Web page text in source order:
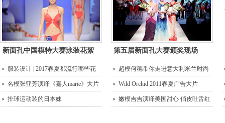
新面孔中国模特大赛泳装花絮 第五届新面孔大赛颁奖现场
服装设计 | 2017春夏都流行哪些花
型？
超模何穗带你走进意大利米兰时尚
街头
名模张亚芳演绎《嘉人marie》大片 Wild Orchid 2011春夏广告大片
排球运动装的日本妹 嫩模吉吉演绎美国甜心 俏皮吐舌红